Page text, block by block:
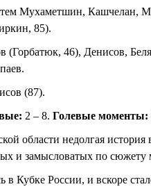
Мухаметшин, Кашчелан,
85).
46), Денисов,
(87).
2 – 8. Голевые моменты:
области недолгая
и замысловатых по
в Кубке России, и вскоре